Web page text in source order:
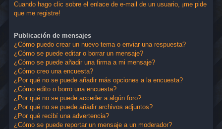
Cuando hago clic sobre el enlace de e-mail de un usuario, ¡me pide
que me registre!
Publicación de mensajes
¿Cómo puedo crear un nuevo tema o enviar una respuesta?
¿Cómo se puede editar o borrar un mensaje?
¿Cómo se puede añadir una firma a mi mensaje?
¿Cómo creo una encuesta?
¿Por qué no se puede añadir más opciones a la encuesta?
¿Cómo edito o borro una encuesta?
¿Por qué no se puede acceder a algún foro?
¿Por qué no se puede añadir archivos adjuntos?
¿Por qué recibí una advertencia?
¿Cómo se puede reportar un mensaje a un moderador?